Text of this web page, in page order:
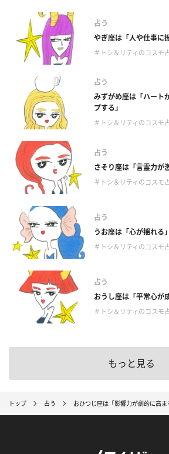
占う
やぎ座は「人や仕事に
＃トシ＆リティのコスモ
占う
みずがめ座は「ハート
プする」
＃トシ＆リティのコスモ
占う
さそり座は「言霊力が
＃トシ＆リティのコスモ
占う
うお座は「心が揺れる」
＃トシ＆リティのコスモ
占う
おうし座は「平常心が
＃トシ＆リティのコスモ
もっと見る
トップ 占う おひつじ座は「影響力が劇的に高ま